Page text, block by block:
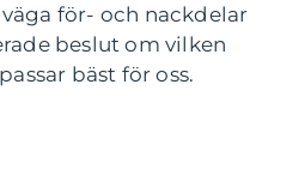
för- och nackdelar
beslut om vilken
bäst för oss.